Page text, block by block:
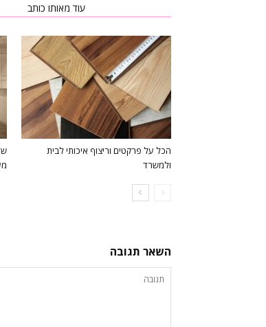
עוד מאותו כותב
הכל על פרקטים וריצוף איכותי לבית
ולמשרד
השאר תגובה